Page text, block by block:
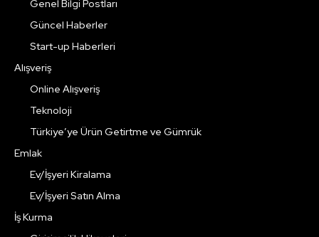
Genel Bilgi Postları
Güncel Haberler
Start-up Haberleri
Alışveriş
Online Alışveriş
Teknoloji
Türkiye’ye Ürün Getirtme ve Gümrük
Emlak
Ev/İşyeri Kiralama
Ev/İşyeri Satın Alma
İş Kurma